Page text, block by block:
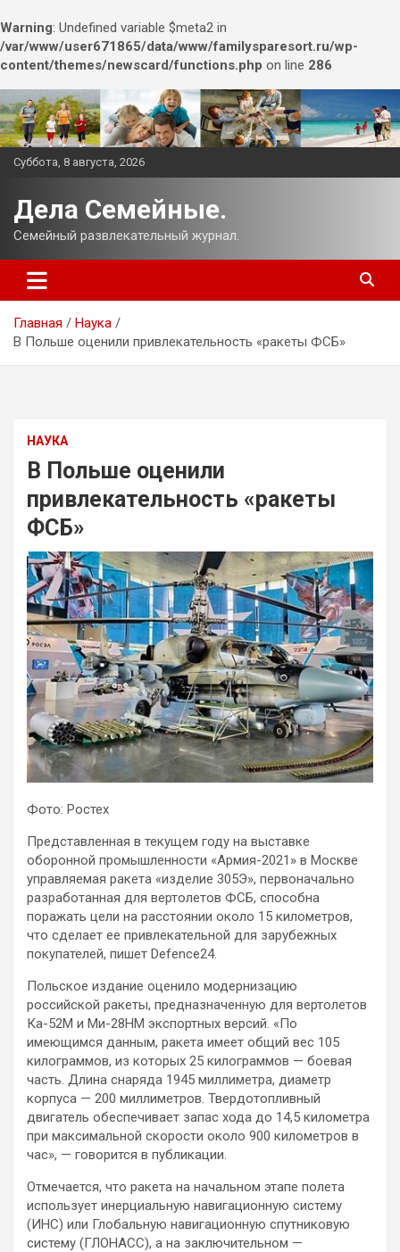
Warning: Undefined variable $meta2 in
/var/www/user671865/data/www/familysparesort.ru/wp-
content/themes/newscard/functions.php on line 286
Перейти
к
содержимому
Суббота, 8 августа, 2026
Дела Семейные.
Семейный развлекательный журнал.
Главная
Наука
В Польше оценили привлекательность «ракеты ФСБ»
НАУКА
В Польше оценили
привлекательность «ракеты
ФСБ»
Фото: Ростех
Представленная в текущем году на выставке
оборонной промышленности «Армия-2021» в Москве
управляемая ракета «изделие 305Э», первоначально
разработанная для вертолетов ФСБ, способна
поражать цели на расстоянии около 15 километров,
что сделает ее привлекательной для зарубежных
покупателей, пишет Defence24.
Польское издание оценило модернизацию
российской ракеты, предназначенную для вертолетов
Ка-52М и Ми-28НМ экспортных версий. «По
имеющимся данным, ракета имеет общий вес 105
килограммов, из которых 25 килограммов — боевая
часть. Длина снаряда 1945 миллиметра, диаметр
корпуса — 200 миллиметров. Твердотопливный
двигатель обеспечивает запас хода до 14,5 километра
при максимальной скорости около 900 километров в
час», — говорится в публикации.
Отмечается, что ракета на начальном этапе полета
использует инерциальную навигационную систему
(ИНС) или Глобальную навигационную спутниковую
систему (ГЛОНАСС), а на заключительном —